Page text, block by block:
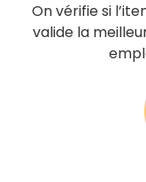
On vérifie si
valide la